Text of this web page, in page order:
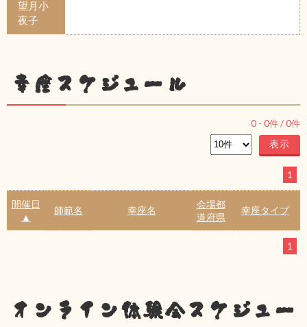
望月小
夜子
幸座スケジュール
0 - 0件 /0件
1
開催日
▲
師範名 幸座名
会場都
道府県
幸座タイプ
1
オンライン体験会スケジュー